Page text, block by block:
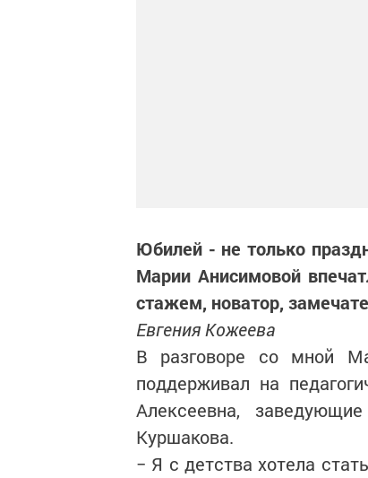
Юбилей - не только
Марии Анисимовой
стажем, новатор,
Евгения Кожеева
В разговоре со мной
поддерживал на
Алексеевна,
Куршакова.
− Я с детства хотела